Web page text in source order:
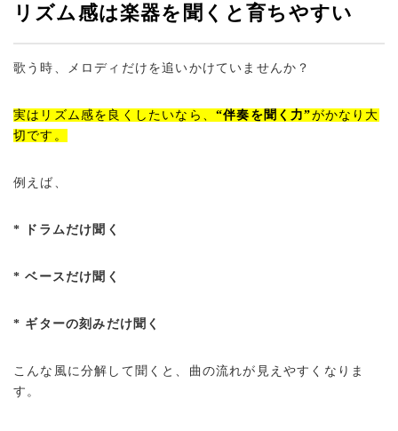
リズム感は楽器を聞くと育ちやすい
歌う時、メロディだけを追いかけていませんか？
実はリズム感を良くしたいなら、 “伴奏を聞く力”がかなり大
切です。
例えば、
* ドラムだけ聞く
* ベースだけ聞く
* ギターの刻みだけ聞く
こんな風に分解して聞くと、曲の流れが見えやすくなりま
す。